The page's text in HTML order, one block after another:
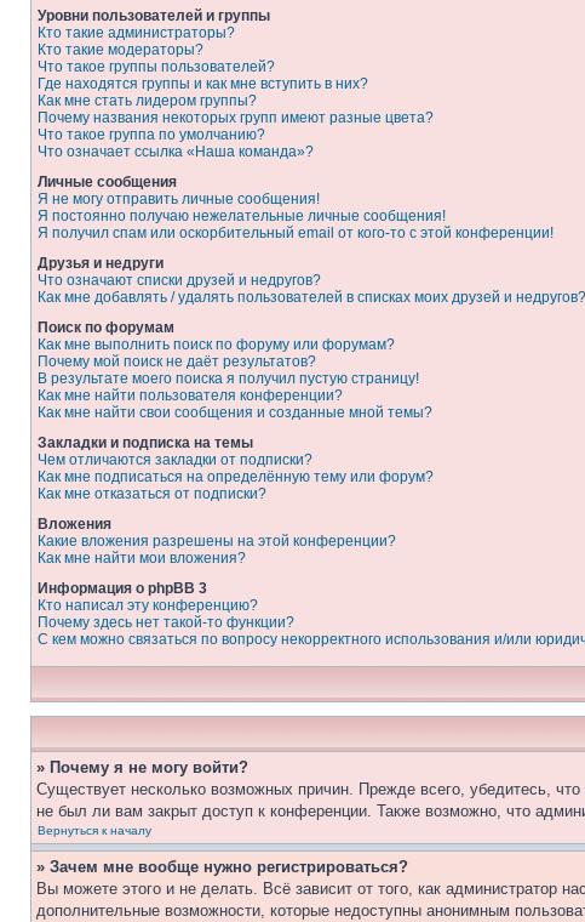
Уровни пользователей и группы
Кто такие администраторы?
Кто такие модераторы?
Что такое группы пользователей?
Где находятся группы и как мне вступить в них?
Как мне стать лидером группы?
Почему названия некоторых групп имеют разные цвета?
Что такое группа по умолчанию?
Что означает ссылка «Наша команда»?
Личные сообщения
Я не могу отправить личные сообщения!
Я постоянно получаю нежелательные личные сообщения!
Я получил спам или оскорбительный email от кого-то с этой конференции!
Друзья и недруги
Что означают списки друзей и недругов?
Как мне добавлять / удалять пользователей в списках моих друзей и недругов?
Поиск по форумам
Как мне выполнить поиск по форуму или форумам?
Почему мой поиск не даёт результатов?
В результате моего поиска я получил пустую страницу!
Как мне найти пользователя конференции?
Как мне найти свои сообщения и созданные мной темы?
Закладки и подписка на темы
Чем отличаются закладки от подписки?
Как мне подписаться на определённую тему или форум?
Как мне отказаться от подписки?
Вложения
Какие вложения разрешены на этой конференции?
Как мне найти мои вложения?
Информация о phpBB 3
Кто написал эту конференцию?
Почему здесь нет такой-то функции?
С кем можно связаться по вопросу некорректного использования и/или
» Почему я не могу войти?
Существует несколько возможных причин. Прежде всего, убедитесь,
не был ли вам закрыт доступ к конференции. Также возможно, что
Вернуться к началу
» Зачем мне вообще нужно регистрироваться?
Вы можете этого и не делать. Всё зависит от того, как администратор
дополнительные возможности, которые недоступны анонимным